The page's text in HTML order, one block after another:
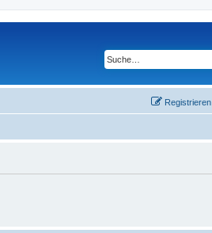
Registrieren